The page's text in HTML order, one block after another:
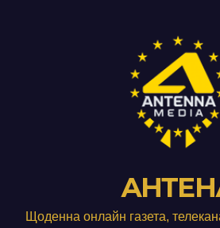
Щоденна онлайн газета,